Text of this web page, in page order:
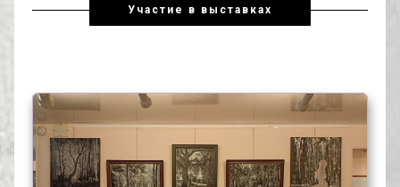
Участие в выставках